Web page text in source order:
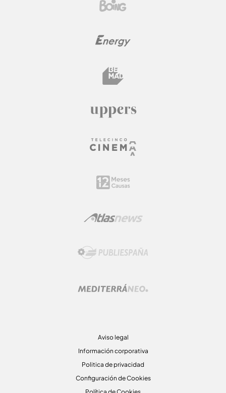
Aviso legal
Información corporativa
Politica de privacidad
Configuración de Cookies